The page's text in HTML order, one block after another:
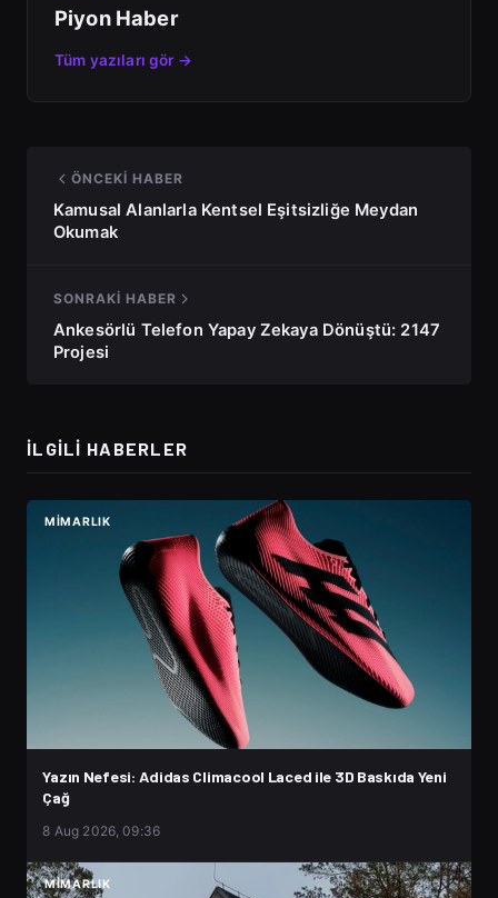
Piyon Haber
Tüm yazıları gör →
ÖNCEKI HABER
Kamusal Alanlarla Kentsel Eşitsizliğe Meydan
Okumak
SONRAKI HABER
Ankesörlü Telefon Yapay Zekaya Dönüştü: 2147
Projesi
İLGILI HABERLER
MIMARLIK
Yazın Nefesi: Adidas Climacool Laced ile 3D Baskıda Yeni
Çağ
8 Aug 2026, 09:36
MIMARLIK